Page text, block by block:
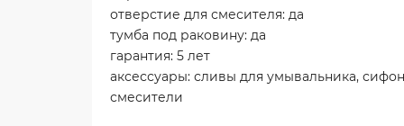
отверстие для смесителя: да
тумба под раковину: да
гарантия: 5 лет
аксессуары: сливы для умывальника,
смесители